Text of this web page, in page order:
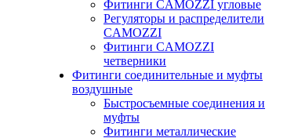
Фитинги CAMOZZI угловые
Регуляторы и распределители
CAMOZZI
Фитинги CAMOZZI
четверники
Фитинги соединительные и муфты
воздушные
Быстросъемные соединения и
муфты
Фитинги металлические